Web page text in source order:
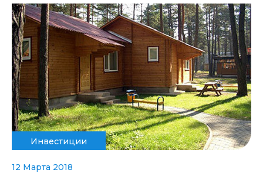
Инвестиции
12 Марта 2018